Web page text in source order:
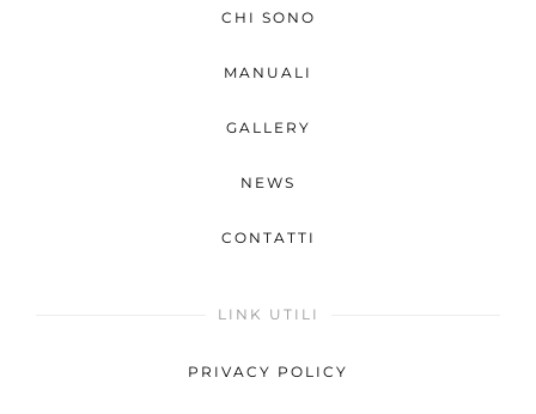
CHI SONO
MANUALI
GALLERY
NEWS
CONTATTI
LINK UTILI
PRIVACY POLICY